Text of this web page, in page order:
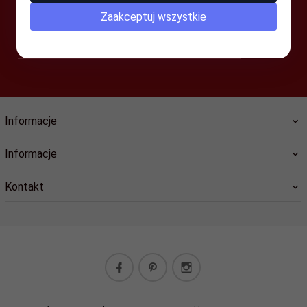
Informacje
Informacje
Kontakt
Zaakceptuj wszystkie